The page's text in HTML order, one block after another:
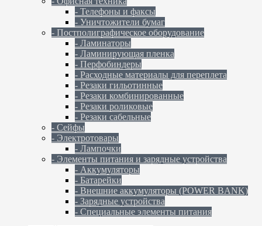
- Телефоны и факсы
- Уничтожители бумаг
- Постполиграфическое оборудование
- Ламинаторы
- Ламинирующая пленка
- Перфобиндеры
- Расходные материалы для переплета
- Резаки гильотинные
- Резаки комбинированные
- Резаки роликовые
- Резаки сабельные
- Сейфы
- Электротовары
- Лампочки
- Элементы питания и зарядные устройства
- Аккумуляторы
- Батарейки
- Внешние аккумуляторы (POWER BANK)
- Зарядные устройства
- Специальные элементы питания